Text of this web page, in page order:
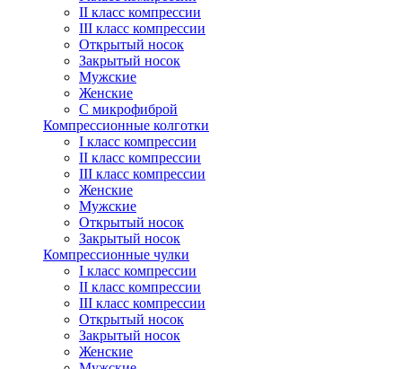
II класс компрессии
III класс компрессии
Открытый носок
Закрытый носок
Мужские
Женские
С микрофиброй
Компрессионные колготки
I класс компрессии
II класс компрессии
III класс компрессии
Женские
Мужские
Открытый носок
Закрытый носок
Компрессионные чулки
I класс компрессии
II класс компрессии
III класс компрессии
Открытый носок
Закрытый носок
Женские